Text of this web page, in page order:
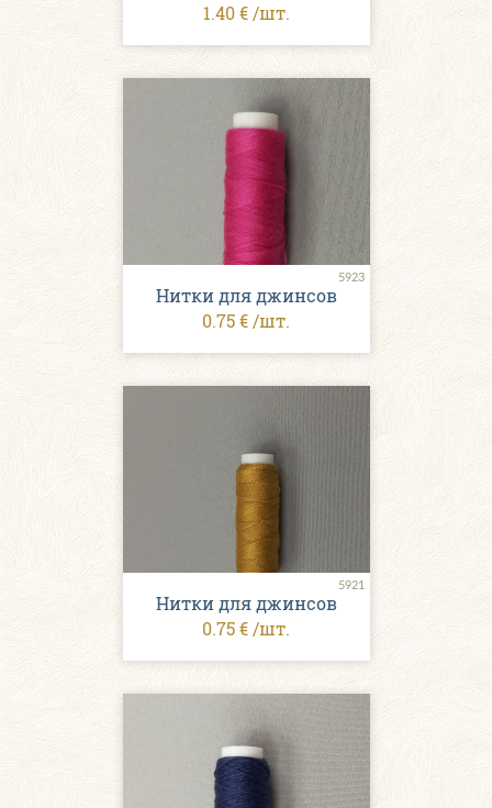
1.40 € /шт.
5923
Нитки для джинсов
0.75 € /шт.
5921
Нитки для джинсов
0.75 € /шт.